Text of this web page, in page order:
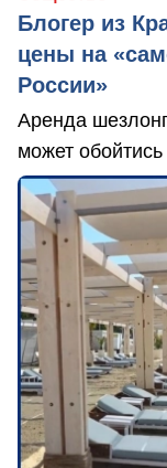
Блогер из
цены на
России»
Аренда
может